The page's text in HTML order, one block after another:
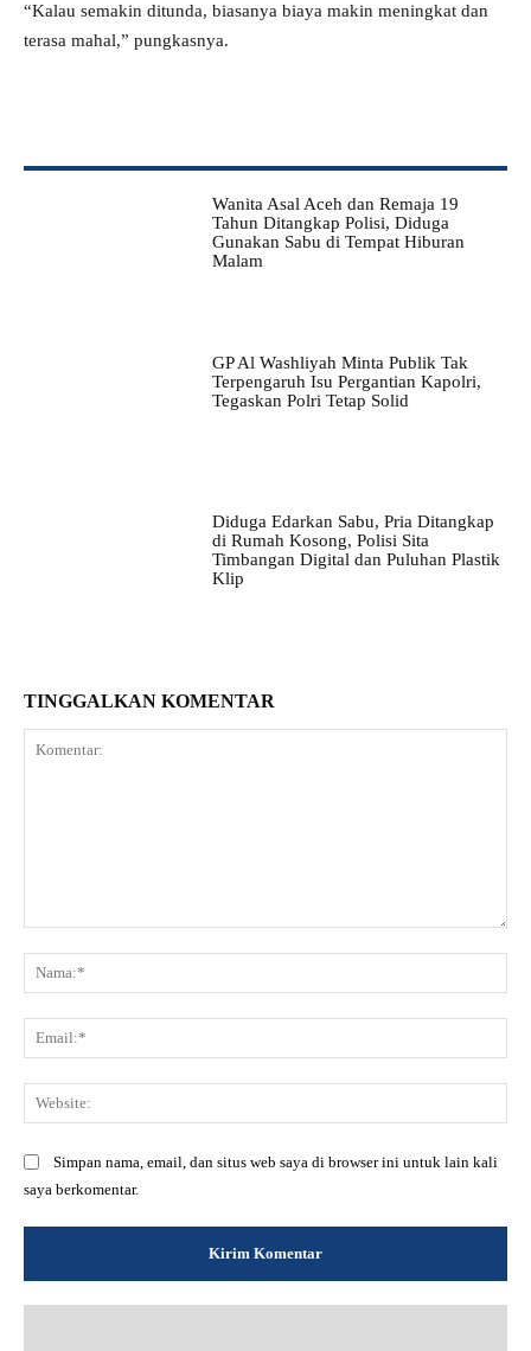
“Kalau semakin ditunda, biasanya biaya makin meningkat dan
terasa mahal,” pungkasnya.
Wanita Asal Aceh dan Remaja 19
Tahun Ditangkap Polisi, Diduga
Gunakan Sabu di Tempat Hiburan
Malam
GP Al Washliyah Minta Publik Tak
Terpengaruh Isu Pergantian Kapolri,
Tegaskan Polri Tetap Solid
Diduga Edarkan Sabu, Pria Ditangkap
di Rumah Kosong, Polisi Sita
Timbangan Digital dan Puluhan Plastik
Klip
TINGGALKAN KOMENTAR
Simpan nama, email, dan situs web saya di browser ini untuk lain kali
saya berkomentar.